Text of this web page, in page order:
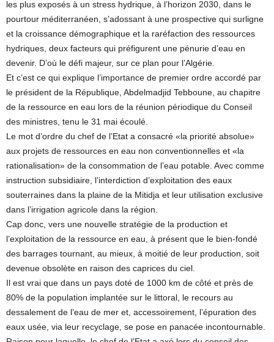
les plus exposés à un stress hydrique, à l’horizon 2030, dans le
pourtour méditerranéen, s’adossant à une prospective qui surligne
et la croissance démographique et la raréfaction des ressources
hydriques, deux facteurs qui préfigurent une pénurie d’eau en
devenir. D’où le défi majeur, sur ce plan pour l’Algérie.
Et c’est ce qui explique l’importance de premier ordre accordé par
le président de la République, Abdelmadjid Tebboune, au chapitre
de la ressource en eau lors de la réunion périodique du Conseil
des ministres, tenu le 31 mai écoulé.
Le mot d’ordre du chef de l’Etat a consacré «la priorité absolue»
aux projets de ressources en eau non conventionnelles et «la
rationalisation» de la consommation de l’eau potable. Avec comme
instruction subsidiaire, l’interdiction d’exploitation des eaux
souterraines dans la plaine de la Mitidja et leur utilisation exclusive
dans l’irrigation agricole dans la région.
Cap donc, vers une nouvelle stratégie de la production et
l’exploitation de la ressource en eau, à présent que le bien-fondé
des barrages tournant, au mieux, à moitié de leur production, soit
devenue obsolète en raison des caprices du ciel.
Il est vrai que dans un pays doté de 1000 km de côté et près de
80% de la population implantée sur le littoral, le recours au
dessalement de l’eau de mer et, accessoirement, l’épuration des
eaux usée, via leur recyclage, se pose en panacée incontournable.